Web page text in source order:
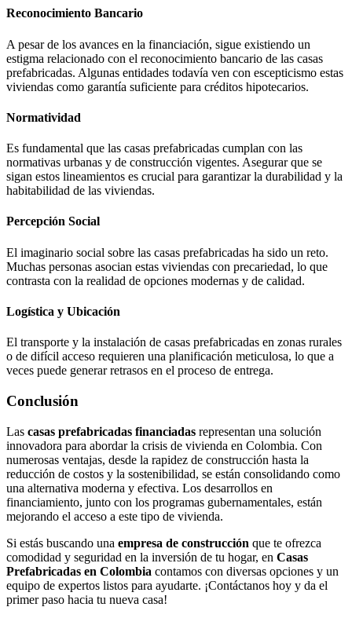
Reconocimiento Bancario
A pesar de los avances en la financiación, sigue existiendo un
estigma relacionado con el reconocimiento bancario de las casas
prefabricadas. Algunas entidades todavía ven con escepticismo estas
viviendas como garantía suficiente para créditos hipotecarios.
Normatividad
Es fundamental que las casas prefabricadas cumplan con las
normativas urbanas y de construcción vigentes. Asegurar que se
sigan estos lineamientos es crucial para garantizar la durabilidad y la
habitabilidad de las viviendas.
Percepción Social
El imaginario social sobre las casas prefabricadas ha sido un reto.
Muchas personas asocian estas viviendas con precariedad, lo que
contrasta con la realidad de opciones modernas y de calidad.
Logística y Ubicación
El transporte y la instalación de casas prefabricadas en zonas rurales
o de difícil acceso requieren una planificación meticulosa, lo que a
veces puede generar retrasos en el proceso de entrega.
Conclusión
Las casas prefabricadas financiadas representan una solución
innovadora para abordar la crisis de vivienda en Colombia. Con
numerosas ventajas, desde la rapidez de construcción hasta la
reducción de costos y la sostenibilidad, se están consolidando como
una alternativa moderna y efectiva. Los desarrollos en
financiamiento, junto con los programas gubernamentales, están
mejorando el acceso a este tipo de vivienda.
Si estás buscando una empresa de construcción que te ofrezca
comodidad y seguridad en la inversión de tu hogar, en Casas
Prefabricadas en Colombia contamos con diversas opciones y un
equipo de expertos listos para ayudarte. ¡Contáctanos hoy y da el
primer paso hacia tu nueva casa!